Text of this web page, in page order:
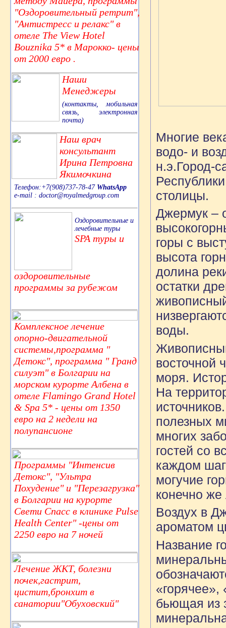
"Оздоровительный ретрит",
"Антистресс и релакс" в
отеле The View Hotel
Bouznika 5* в Марокко- цены
от 2000 евро .
Наши
Менеджеры
(контакты, мобильная
связь, электронная
почта)
Наш врач
консультант
Ирина Петровна
Якимочкина
Телефон:+7(908)737-78-47 WhatsApp
e-mail : doctor@royalmedgroup.com
Оздоровительные и
лечебные туры
SPA туры и
оздоровительные
программы за рубежом
Комплексное лечение
опорно-двигательной
системы,программа "
Детокс", программа " Гранд
силуэт" в Болгарии на
морском курорте Албена в
отеле Flamingo Grand Hotel
& Spa 5* - цены от 1350
евро на 2 недели на
полупансионе
Программы "Интенсив
Детокс", "Ультра
Похудение" и "Перезагрузка"
в Болгарии на курорте
Свети Спасс в клинике Pulse
Health Center" -цены от
2250 евро на 7 ночей
Лечение ЖКТ, болезни
почек,гастрит,
цистит,бронхит в
санатории"Обуховский"
Многие
водо- и
н.э.Город-
столицы.
Джермук –
горы с
высота
долина
остатки
воды.
восточной
моря.
На
полезных
многих
гостей со
каждом
могучие
конечно же
Воздух в
ароматом
Название
бьющая из